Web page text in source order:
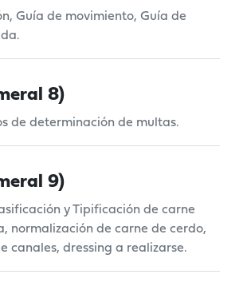
Guía de movimiento, Guía de
8)
de determinación de multas.
9)
y Tipificación de carne
normalización de carne de cerdo,
canales, dressing a realizarse.